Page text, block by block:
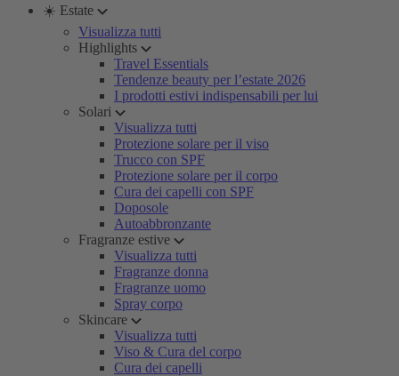
☀️ Estate
Visualizza tutti
Highlights
Travel Essentials
Tendenze beauty per l’estate 2026
I prodotti estivi indispensabili per lui
Solari
Visualizza tutti
Protezione solare per il viso
Trucco con SPF
Protezione solare per il corpo
Cura dei capelli con SPF
Doposole
Autoabbronzante
Fragranze estive
Visualizza tutti
Fragranze donna
Fragranze uomo
Spray corpo
Skincare
Visualizza tutti
Viso & Cura del corpo
Cura dei capelli